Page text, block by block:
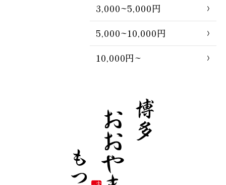
3,000~5,000円
5,000~10,000円
10,000円~